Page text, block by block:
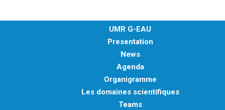
UMR G-EAU
Presentation
News
Agenda
Organigramme
Les domaines scientifiques
Teams